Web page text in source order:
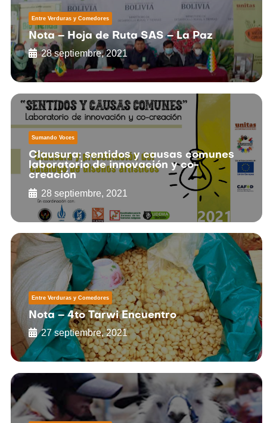
Entre Verduras y Comedores
Nota – Hoja de Ruta SAS – La Paz
28 septiembre, 2021
Sumando Voces
Clausura: sentidos y causas comunes
laboratorio de innovación y co-
creación
28 septiembre, 2021
Entre Verduras y Comedores
Nota – 4to Tarwi Encuentro
27 septiembre, 2021